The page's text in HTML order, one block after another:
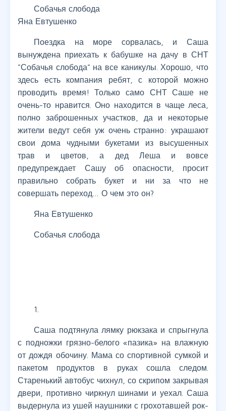
Собачья слобода
Яна Евтушенко
Поездка на море сорвалась, и Саша
вынуждена приехать к бабушке на дачу в СНТ
"Собачья слобода" на все каникулы. Хорошо, что
здесь есть компания ребят, с которой можно
проводить время! Только само СНТ Саше не
очень-то нравится. Оно находится в чаще леса,
полно заброшенных участков, да и некоторые
жители ведут себя уж очень странно: украшают
свои дома чудными букетами из высушенных
трав и цветов, а дед Леша и вовсе
предупреждает Сашу об опасности, просит
правильно собрать букет и ни за что не
совершать переход… О чем это он?
Яна Евтушенко
Собачья слобода
1.
Саша подтянула лямку рюкзака и спрыгнула
с подножки грязно-белого «пазика» на влажную
от дождя обочину. Мама со спортивной сумкой и
пакетом продуктов в руках сошла следом.
Старенький автобус чихнул, со скрипом закрывая
двери, противно чиркнул шинами и уехал. Саша
выдернула из ушей наушники с грохотавшей рок-